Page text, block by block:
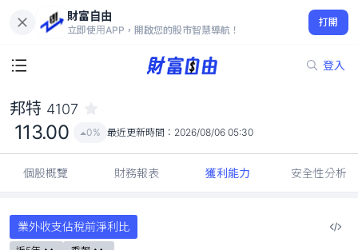
財富自由
立即使用APP，開啟您的股市智慧導航！
打開
登入
113.00
0%
邦特 4107
113.00 0% 最近更新時間： 2026/08/06 05:30
個股概覽 財務報表 獲利能力 安全性分析
業外收支佔稅前淨利比